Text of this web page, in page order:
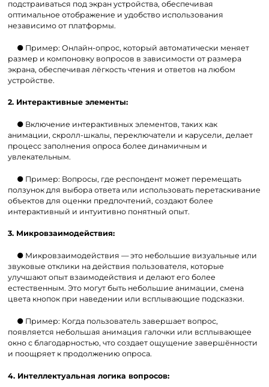
подстраиваться под экран устройства, обеспечивая
оптимальное отображение и удобство использования
независимо от платформы.
● Пример: Онлайн-опрос, который автоматически меняет
размер и компоновку вопросов в зависимости от размера
экрана, обеспечивая лёгкость чтения и ответов на любом
устройстве.
2. Интерактивные элементы:
● Включение интерактивных элементов, таких как
анимации, скролл-шкалы, переключатели и карусели, делает
процесс заполнения опроса более динамичным и
увлекательным.
● Пример: Вопросы, где респондент может перемещать
ползунок для выбора ответа или использовать перетаскивание
объектов для оценки предпочтений, создают более
интерактивный и интуитивно понятный опыт.
3. Микровзаимодействия:
● Микровзаимодействия — это небольшие визуальные или
звуковые отклики на действия пользователя, которые
улучшают опыт взаимодействия и делают его более
естественным. Это могут быть небольшие анимации, смена
цвета кнопок при наведении или всплывающие подсказки.
● Пример: Когда пользователь завершает вопрос,
появляется небольшая анимация галочки или всплывающее
окно с благодарностью, что создает ощущение завершённости
и поощряет к продолжению опроса.
4. Интеллектуальная логика вопросов: